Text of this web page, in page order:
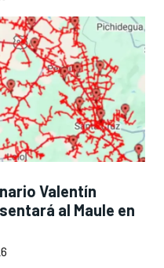
Valentín
al Maule en